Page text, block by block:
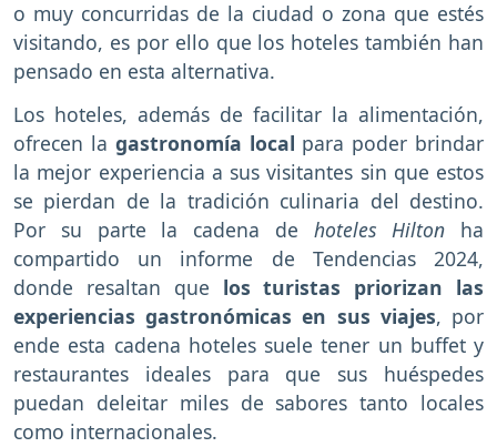
o muy concurridas de la ciudad o zona que estés
visitando, es por ello que los hoteles también han
pensado en esta alternativa.
Los hoteles, además de facilitar la alimentación,
ofrecen la gastronomía local para poder brindar
la mejor experiencia a sus visitantes sin que estos
se pierdan de la tradición culinaria del destino.
Por su parte la cadena de hoteles Hilton ha
compartido un informe de Tendencias 2024,
donde resaltan que los turistas priorizan las
experiencias gastronómicas en sus viajes, por
ende esta cadena hoteles suele tener un buffet y
restaurantes ideales para que sus huéspedes
puedan deleitar miles de sabores tanto locales
como internacionales.